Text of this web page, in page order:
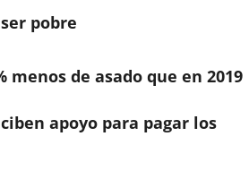
pobre
de asado que en 2019
apoyo para pagar los